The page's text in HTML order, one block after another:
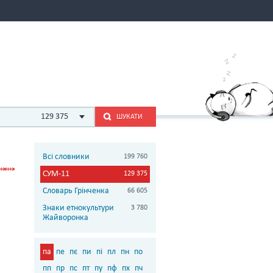
129 375 ШУКАТИ
Всі словники 199 760
СУМ-11 129 375
Словарь Грінченка 66 605
Знаки етнокультури
Жайворонка
3 780
па пе пє пи пі пл пн по
пп пр пс пт пу пф пх пч